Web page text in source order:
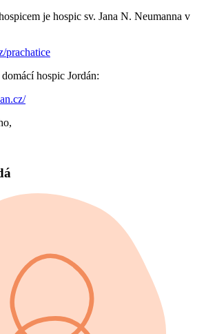
je hospic sv. Jana N. Neumanna v
prachatice
hospic Jordán: